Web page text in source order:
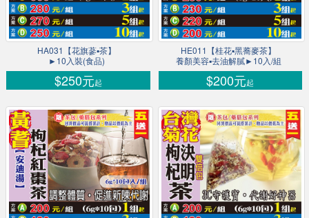
HA031【花旗蔘▪茶】
►10入裝(食品)
$250元起
HE011【桂花▪黑蕎麥茶】
養顏美容▪去油解膩►10入/組
$200元起